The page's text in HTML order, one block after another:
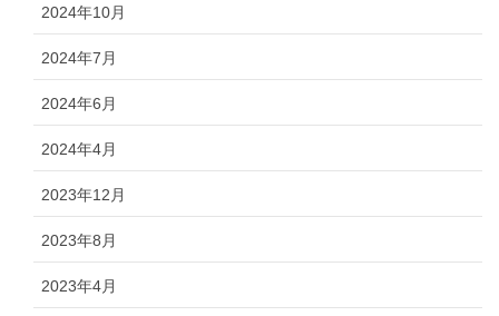
2024年10月
2024年7月
2024年6月
2024年4月
2023年12月
2023年8月
2023年4月